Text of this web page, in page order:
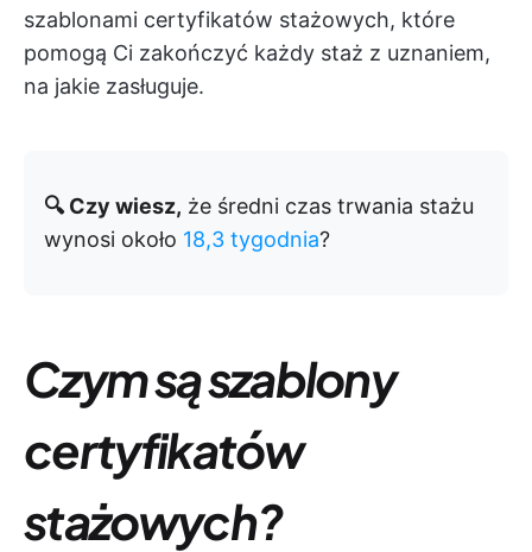
szablonami certyfikatów stażowych, które
pomogą Ci zakończyć każdy staż z uznaniem,
na jakie zasługuje.
🔍 Czy wiesz, że średni czas trwania stażu
wynosi około 18,3 tygodnia?
Czym są szablony
certyfikatów
stażowych?